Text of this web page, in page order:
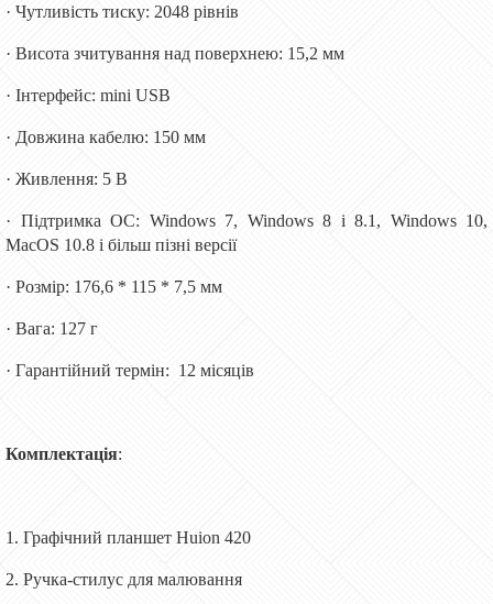
· Чутливість тиску: 2048 рівнів
· Висота зчитування над поверхнею: 15,2 мм
· Інтерфейс: mini USB
· Довжина кабелю: 150 мм
· Живлення: 5 В
· Підтримка ОС: Windows 7, Windows 8 і 8.1, Windows 10,
MacOS 10.8 і більш пізні версії
· Розмір: 176,6 * 115 * 7,5 мм
· Вага: 127 г
· Гарантійний термін: 12 місяців
Комплектація:
1. Графічний планшет Huion 420
2. Ручка-стилус для малювання